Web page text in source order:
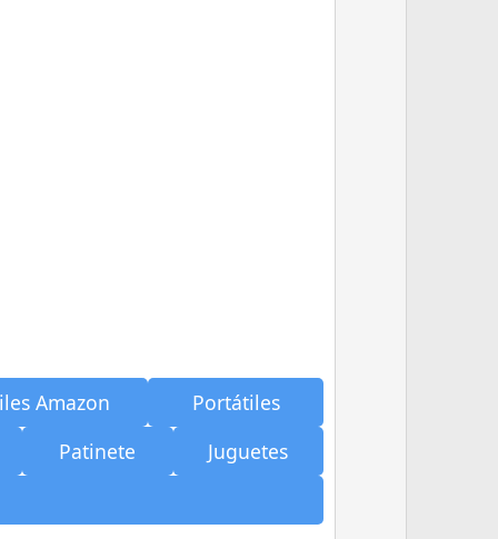
Amazon
Portátiles
Patinete
Juguetes